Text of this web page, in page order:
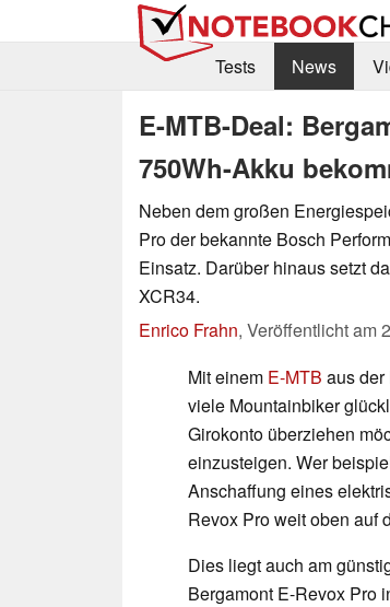
Tests
News
E-MTB-Deal:
750Wh-Akku
Neben dem großen
Pro der bekannte Bosch
Einsatz. Darüber hinaus setzt
XCR34.
Enrico Frahn, Veröffentlicht am
Mit einem E-MTB aus
viele Mountainbiker
Girokonto überziehen
einzusteigen. Wer
Anschaffung eines
Revox Pro weit oben auf
Dies liegt auch am
Bergamont E-Revox Pro